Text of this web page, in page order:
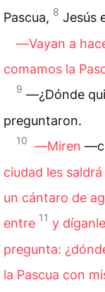
Pascua, 8 Jesús
―Vayan a
comamos la
9 ―¿Dónde
preguntaron.
10 ―Miren
ciudad les
un cántaro de
entre 11 y
pregunta:
la Pascua con